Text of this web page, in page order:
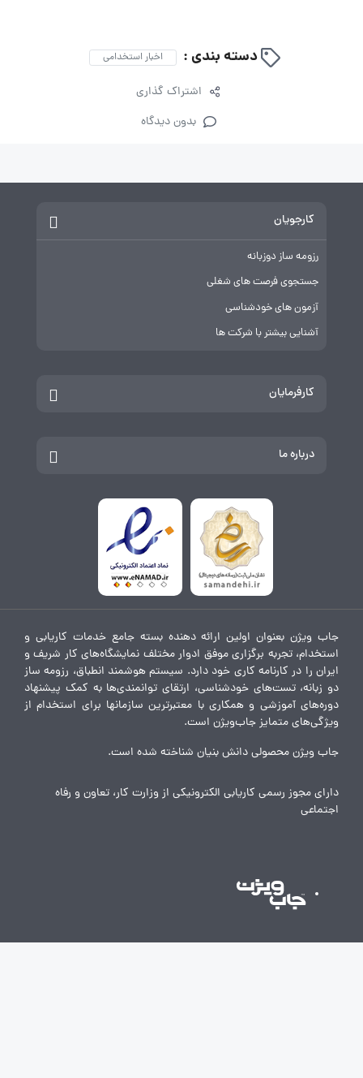
دسته بندی : اخبار استخدامی
اشتراک گذاری
بدون دیدگاه
کارجویان
رزومه ساز دوزبانه
جستجوی فرصت های شغلی
آزمون های خودشناسی
آشنایی بیشتر با شرکت ها
کارفرمایان
درباره ما
جاب ویژن بعنوان اولین ارائه دهنده بسته جامع خدمات کاریابی و
استخدام، تجربه برگزاری موفق ادوار مختلف نمایشگاه‌های کار شریف و
ایران را در کارنامه کاری خود دارد. سیستم هوشمند انطباق، رزومه ساز
دو زبانه، تست‌های خودشناسی، ارتقای توانمندی‌ها به کمک پیشنهاد
دوره‌های آموزشی و همکاری با معتبرترین سازمانها برای استخدام از
ویژگی‌های متمایز جاب‌ویژن است.
جاب ویژن محصولی دانش بنیان شناخته شده است.
دارای مجوز رسمی کاریابی الکترونیکی از وزارت کار، تعاون و رفاه
اجتماعی